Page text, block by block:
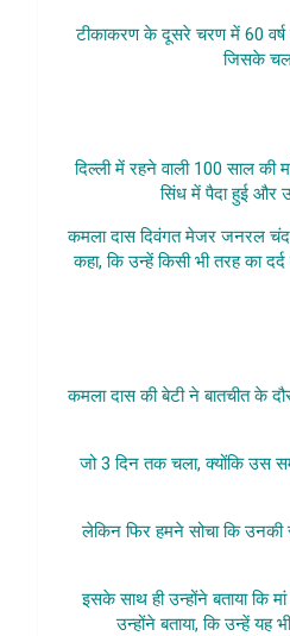
टीकाकरण के दूसरे चरण में 60 वर्ष
जिसके
दिल्ली में रहने वाली 100 साल
सिंध में पैदा हुई और
कमला दास दिवंगत मेजर जनरल चंदन
कहा, कि उन्हें किसी भी तरह का
कमला दास की बेटी ने बातचीत के
जो 3 दिन तक चला, क्योंकि उस
लेकिन फिर हमने सोचा कि उनकी
इसके साथ ही उन्होंने बताया कि
उन्होंने बताया, कि उन्हें यह